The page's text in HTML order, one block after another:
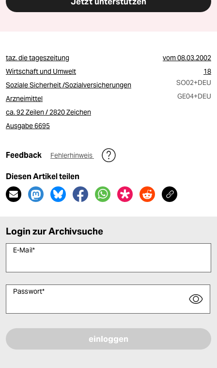
taz. die tageszeitung vom08.03.2002
Wirtschaft und Umwelt
18
Soziale Sicherheit /Sozialversicherungen
SO02+DEU
Arzneimittel
GE04+DEU
ca. 92 Zeilen / 2820 Zeichen
Ausgabe 6695
Feedback Fehlerhinweis
Diesen Artikel teilen
Login zur Archivsuche
E-Mail*
Passwort*